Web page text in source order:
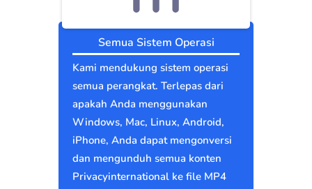
Semua Sistem Operasi
Kami mendukung sistem operasi
semua perangkat. Terlepas dari
apakah Anda menggunakan
Windows, Mac, Linux, Android,
iPhone, Anda dapat mengonversi
dan mengunduh semua konten
Privacyinternational ke file MP4